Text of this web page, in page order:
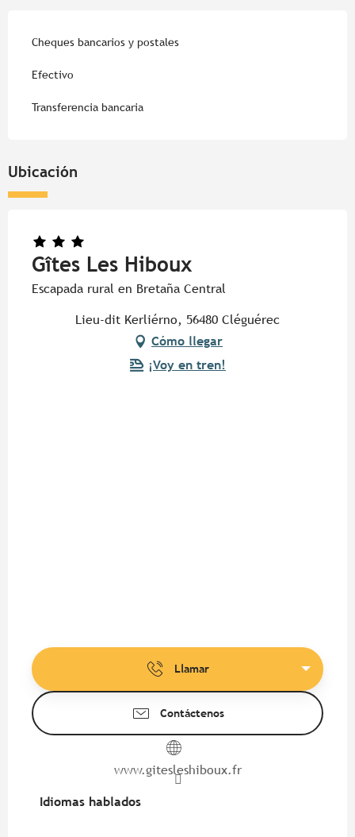
Cheques bancarios y postales
Efectivo
Transferencia bancaria
Ubicación
Gîtes Les Hiboux
Escapada rural en Bretaña Central
Lieu-dit Kerliérno, 56480 Cléguérec
Cómo llegar
¡Voy en tren!
Llamar
Contáctenos
www.gitesleshiboux.fr
Idiomas hablados
Idiomas hablados